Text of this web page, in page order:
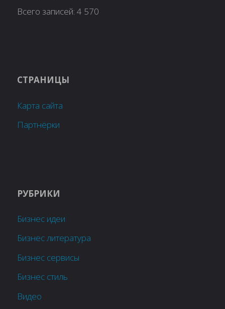
Всего записей:4 570
СТРАНИЦЫ
Карта сайта
Партнёрки
РУБРИКИ
Бизнес идеи
Бизнес литература
Бизнес сервисы
Бизнес стиль
Видео